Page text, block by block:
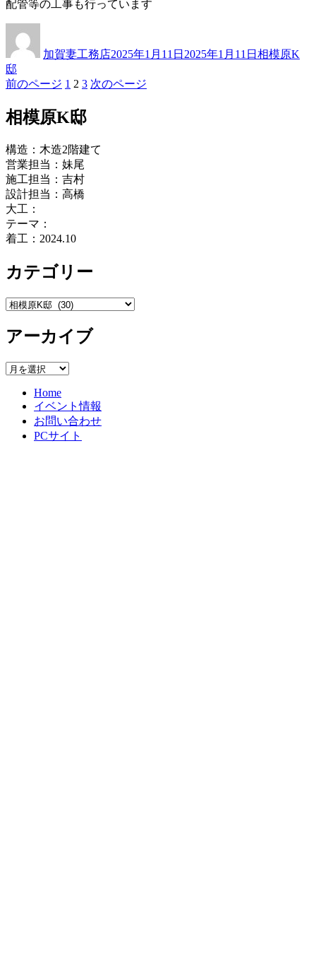
配管等の工事も行っています
者加賀妻工務店日:
2025年1月11日 2025年1月11日ゴ
相模原K
邸
投
稿
ビ
ゲ
ー
シ
ョ
ン
前のページ ペ
ジ
1 ペ
ジ
2 ペ
ジ
3 次のページ
相模原K邸
構造：木造2階建て
営業担当：妹尾
施工担当：吉村
設計担当：高橋
大工：
テーマ：
着工：2024.10
カテゴリー
カ
ゴ
ー
アーカイブ
ア
Home
イベント情報
お問い合わせ
PCサイト